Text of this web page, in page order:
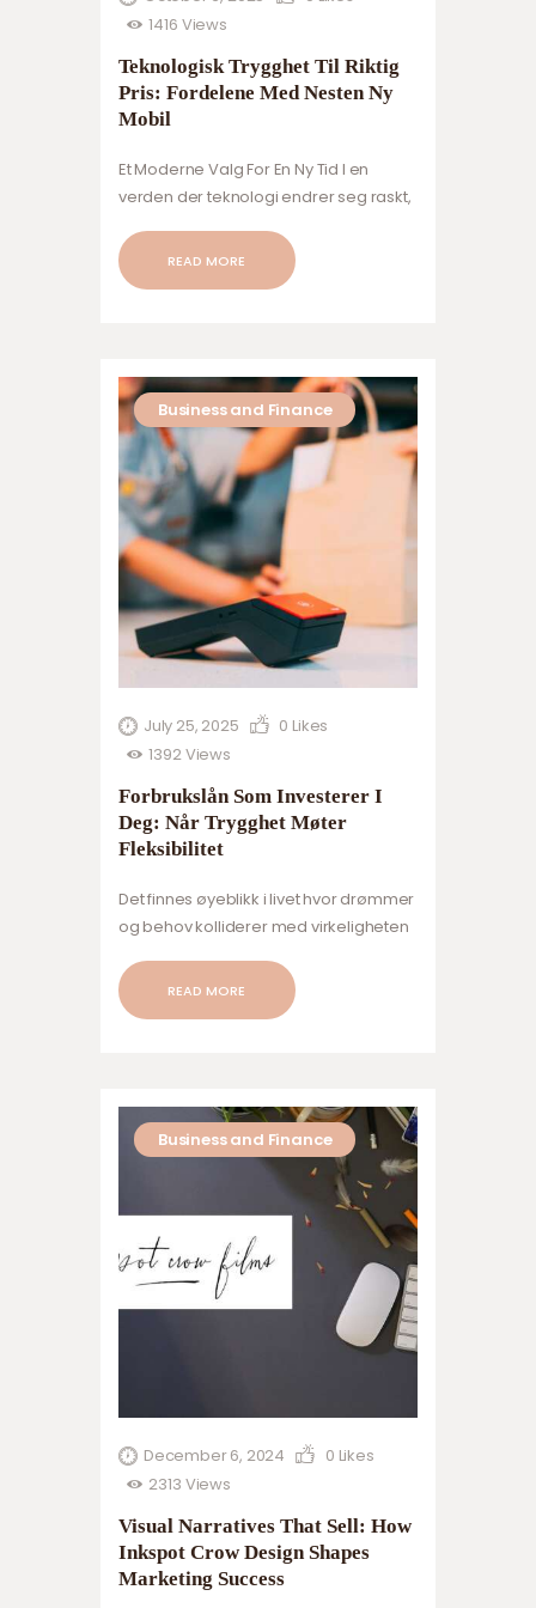
1416 Views
Teknologisk Trygghet Til Riktig
Pris: Fordelene Med Nesten Ny
Mobil
Et Moderne Valg For En Ny Tid I en
verden der teknologi endrer seg raskt,
Folk stiller høyere krav til verdi,
bærekraft og smart økonomi. Der man
nivåer. Nesten ny mobil er ett av disse
valgene. Det…
READ MORE
Business and Finance
July 25, 2025 0 Likes
1392Views
Forbrukslån Som Investerer I
Deg: Når Trygghet Møter
Fleksibilitet
Det finnes øyeblikk i livet hvor drømmer
og behov kolliderer med virkeligheten
oppstart av en sidevirksomhet, eller
rett og slett å hente seg inn økonomisk
løft uten å skape uro. Forbrukslån…
READ MORE
Business and Finance
December 6, 2024 0 Likes
2313 Views
Visual Narratives That Sell: How
Inkspot Crow Design Shapes
Marketing Success